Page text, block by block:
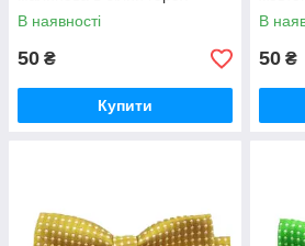
В наявності
50 ₴
Купити
В
50 ₴